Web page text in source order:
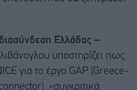
Ελλάδας –
υποστηρίζει πως
για το έργο GAP (Greece-
«συγκριτικά